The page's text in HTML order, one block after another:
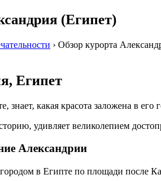
(Египет)
› Обзор курорта
Египет
знает, какая красота заложена в его
удивляет великолепием
Александрии
в Египте по площади после